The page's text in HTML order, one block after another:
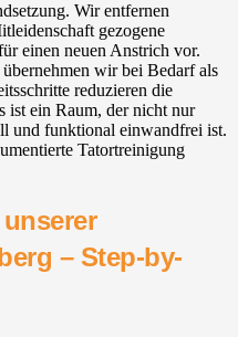
Wir entfernen
gezogene
einen neuen Anstrich vor.
wir bei Bedarf als
reduzieren die
ist ein Raum, der nicht nur
und funktional einwandfrei ist.
Tatortreinigung
– Step-by-